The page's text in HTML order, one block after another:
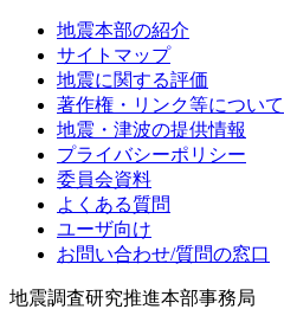
地震本部の紹介
サイトマップ
地震に関する評価
著作権・リンク等について
地震・津波の提供情報
プライバシーポリシー
委員会資料
よくある質問
ユーザ向け
お問い合わせ/質問の窓口
地震調査研究推進本部事務局